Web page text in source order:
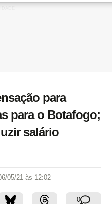
para
para o Botafogo;
salário
05/21 às 12:02
0